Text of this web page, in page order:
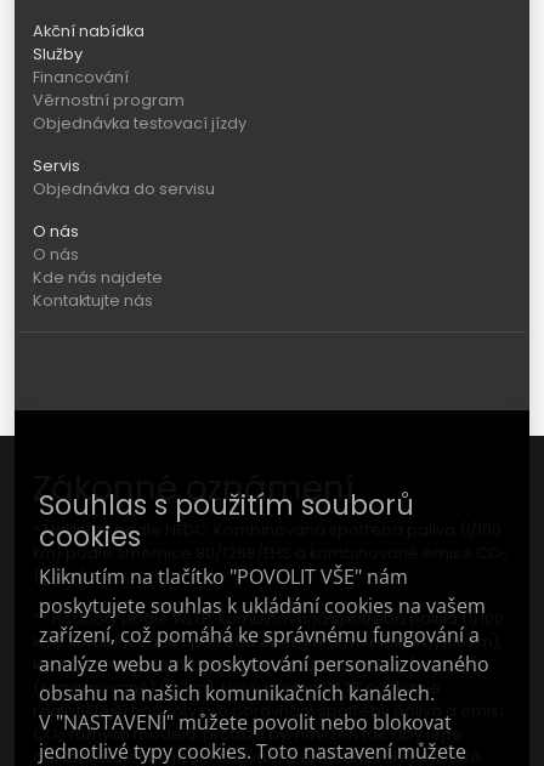
Akční nabídka
Služby
Financování
Věrnostní program
Objednávka testovací jízdy
Servis
Objednávka do servisu
O nás
O nás
Kde nás najdete
Kontaktujte nás
Zákonné oznámení
* Hodnoty podle NEDC: Kombinovaná spotřeba paliva (l/100
km) podle směrnice 80/1268/EHS a kombinované emise CO
(g/km).
** Hodnoty podle WLTP: kombinovaná spotřeba paliva (l/100
km), kombinovaná spotřeba energie (kWh elektřiny/100 km),
kombinovaný elektrický dojezd (km); Emise CO2(vážené)
(kombinované) (g/km). Nový postup WLTP poskytuje
realističtější hodnoty pro porovnání spotřeby paliva a emisí
CO
různých modelů, protože byl navržen tak, aby lépe
odrážel skutečné jízdní chování a zohledňoval specifické
Souhlas s použitím souborů
cookies
Kliknutím na tlačítko "POVOLIT VŠE" nám
poskytujete souhlas k ukládání cookies na vašem
zařízení, což pomáhá ke správnému fungování a
analýze webu a k poskytování personalizovaného
obsahu na našich komunikačních kanálech.
V "NASTAVENÍ" můžete povolit nebo blokovat
jednotlivé typy cookies. Toto nastavení můžete